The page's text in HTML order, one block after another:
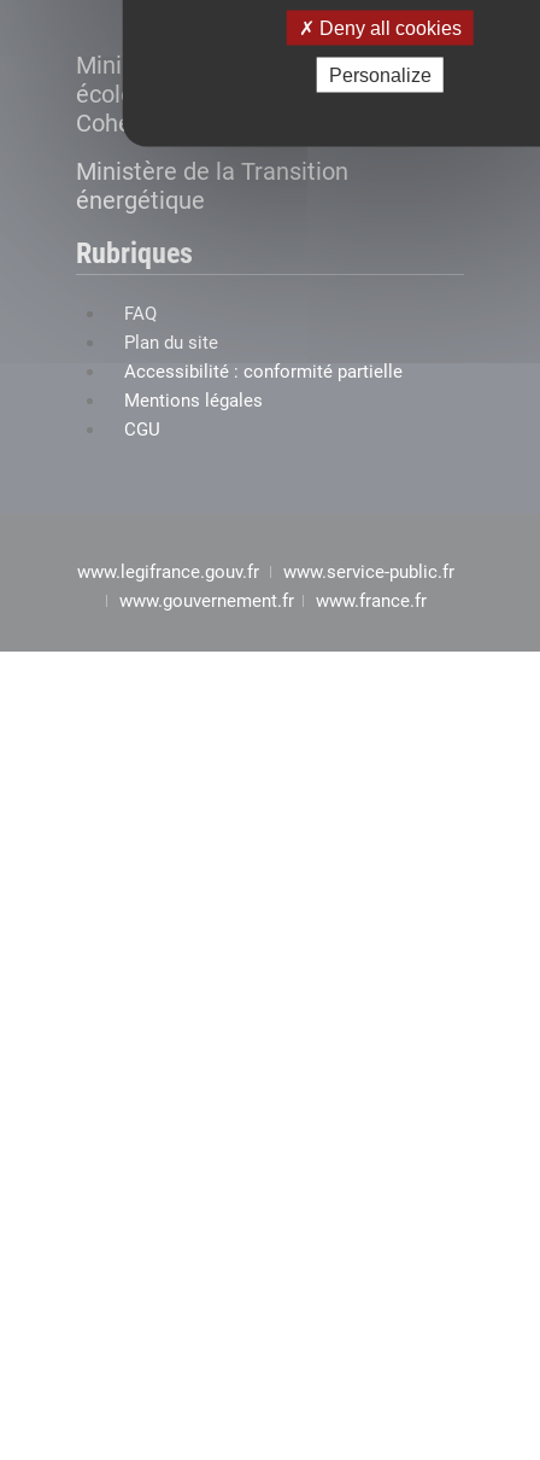
Deny all cookies
Personalize
Ministère de la Transition
écologique et de la
Cohésion des territoires
Ministère de la Transition
énergétique
Rubriques
FAQ
Plan du site
Accessibilité : conformité partielle
Mentions légales
CGU
www.legifrance.gouv.fr
www.service-public.fr
www.gouvernement.fr
www.france.fr